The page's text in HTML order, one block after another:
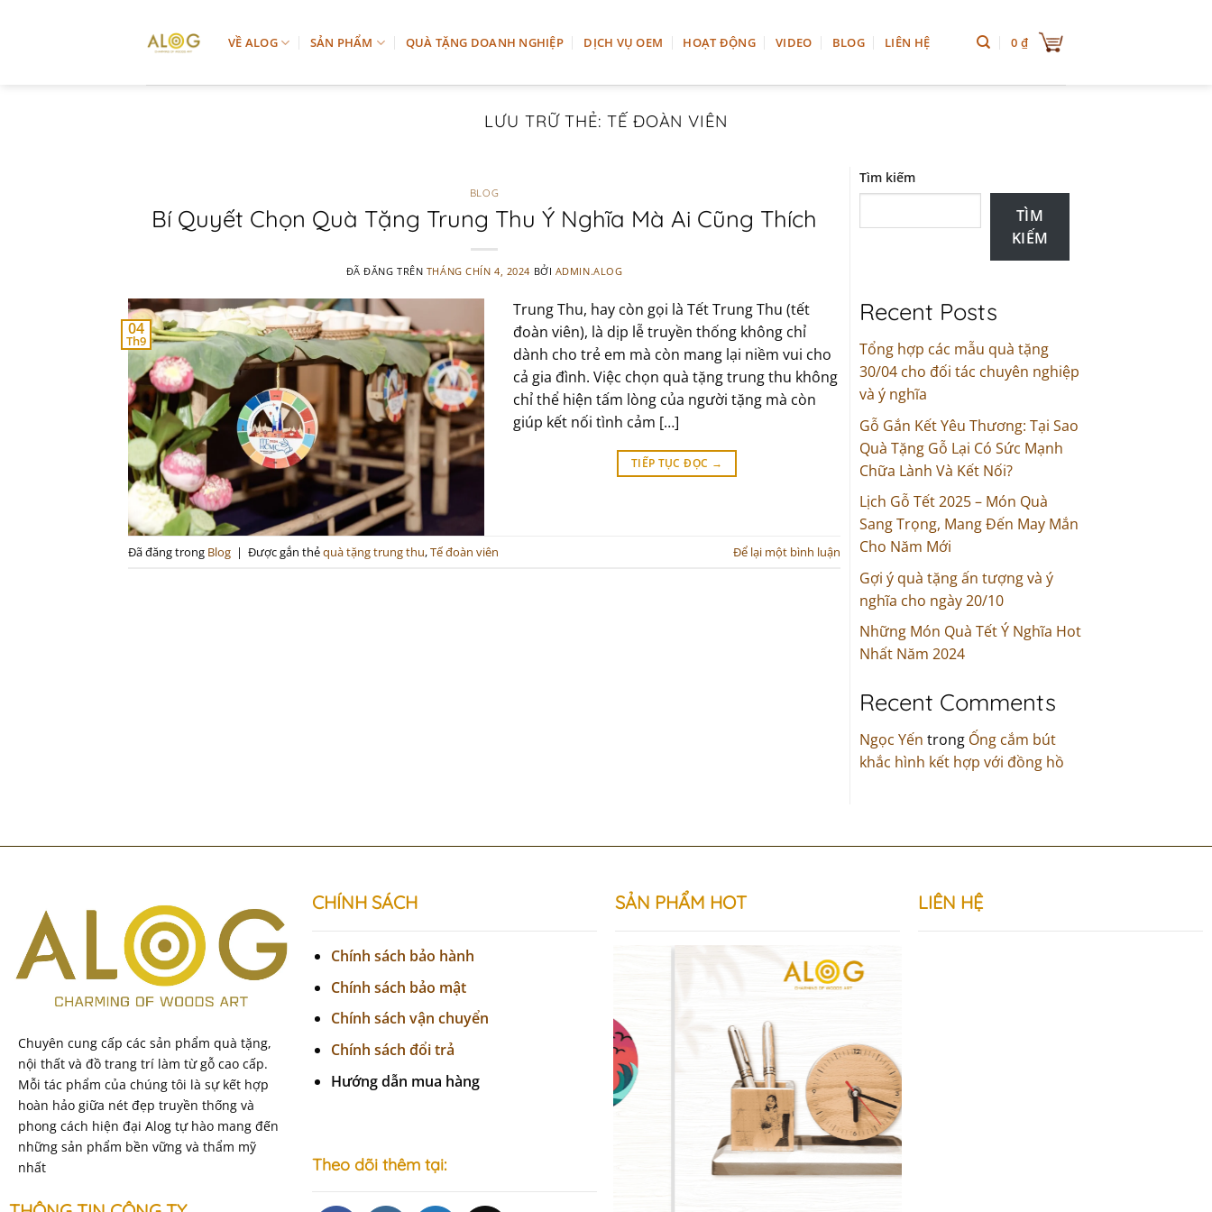
VỀ ALOG SẢN PHẨM QUÀ TẶNG DOANH NGHIỆP DỊCH VỤ OEM HOẠT ĐỘNG VIDEO BLOG LIÊN HỆ 0 ₫
LƯU TRỮ THẺ: TẾ ĐOÀN VIÊN
BLOG
Bí Quyết Chọn Quà Tặng Trung Thu Ý Nghĩa Mà Ai Cũng Thích
ĐÃ ĐĂNG TRÊN THÁNG CHÍN 4, 2024 BỞI ADMIN.ALOG
04
Th9
Trung Thu, hay còn gọi là Tết Trung Thu (tết
đoàn viên), là dịp lễ truyền thống không chỉ
dành cho trẻ em mà còn mang lại niềm vui cho
cả gia đình. Việc chọn quà tặng trung thu không
chỉ thể hiện tấm lòng của người tặng mà còn
giúp kết nối tình cảm […]
TIẾP TỤC ĐỌC →
Đã đăng trong Blog | Được gắn thẻquà tặng trung thu,Tế đoàn viên Để lại một bình luận
Tìm kiếm
TÌM
KIẾM
Recent Posts
Tổng hợp các mẫu quà tặng
30/04 cho đối tác chuyên nghiệp
và ý nghĩa
Gỗ Gắn Kết Yêu Thương: Tại Sao
Quà Tặng Gỗ Lại Có Sức Mạnh
Chữa Lành Và Kết Nối?
Lịch Gỗ Tết 2025 – Món Quà
Sang Trọng, Mang Đến May Mắn
Cho Năm Mới
Gợi ý quà tặng ấn tượng và ý
nghĩa cho ngày 20/10
Những Món Quà Tết Ý Nghĩa Hot
Nhất Năm 2024
Recent Comments
Ngọc Yến trong Ống cắm bút
khắc hình kết hợp với đồng hồ
Chuyên cung cấp các sản phẩm quà tặng,
nội thất và đồ trang trí làm từ gỗ cao cấp.
Mỗi tác phẩm của chúng tôi là sự kết hợp
hoàn hảo giữa nét đẹp truyền thống và
phong cách hiện đại Alog tự hào mang đến
những sản phẩm bền vững và thẩm mỹ
nhất
CHÍNH SÁCH
Chính sách bảo hành
Chính sách bảo mật
Chính sách vận chuyển
Chính sách đổi trả
Hướng dẫn mua hàng
Theo dõi thêm tại:
SẢN PHẨM HOT LIÊN HỆ